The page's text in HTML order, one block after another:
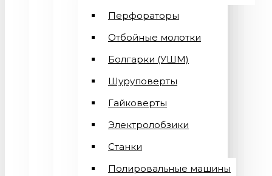
Перфораторы
Отбойные молотки
Болгарки (УШМ)
Шуруповерты
Гайковерты
Электролобзики
Станки
Полировальные машины